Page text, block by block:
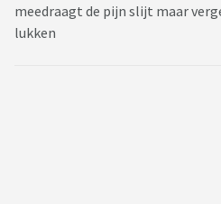
meedraagt de pijn slijt maar
lukken